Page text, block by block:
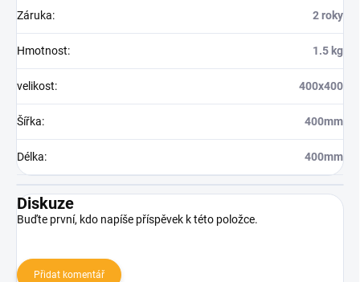
Záruka: 2 roky
Hmotnost: 1.5 kg
velikost: 400x400
Šířka: 400mm
Délka: 400mm
Diskuze
Buďte první, kdo napíše příspěvek k této položce.
Přidat komentář